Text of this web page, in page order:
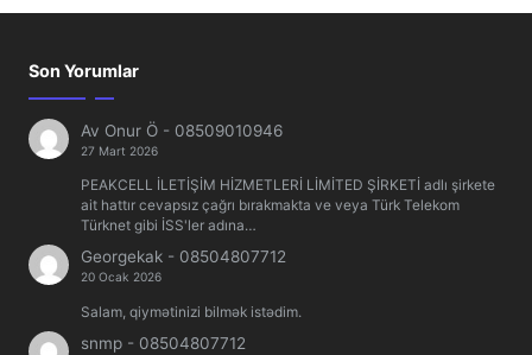
Son Yorumlar
Av Onur Ö - 08509010946
27 Mart 2026
PEAKCELL İLETİŞİM HİZMETLERİ LİMİTED ŞİRKETİ adlı şirkete
ait hattır cevapsız çağrı bırakmakta ve veya Türk Telekom
Türknet gibi İSS'ler adına…
Georgekak - 08504807712
20 Ocak 2026
Salam, qiymətinizi bilmək istədim.
snmp - 08504807712